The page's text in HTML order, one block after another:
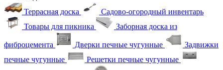
Террасная доска
Садово-огородный инвентарь
Товары для пикника
Заборная доска из
фиброцемента Дверки печные чугунные
Задвижки
печные чугунные
Решетки печные чугунные